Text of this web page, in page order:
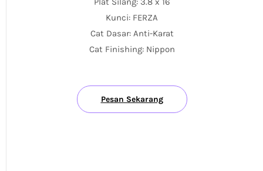
Kunci: FERZA
Cat Dasar: Anti-Karat
Cat Finishing: Nippon
Pesan Sekarang